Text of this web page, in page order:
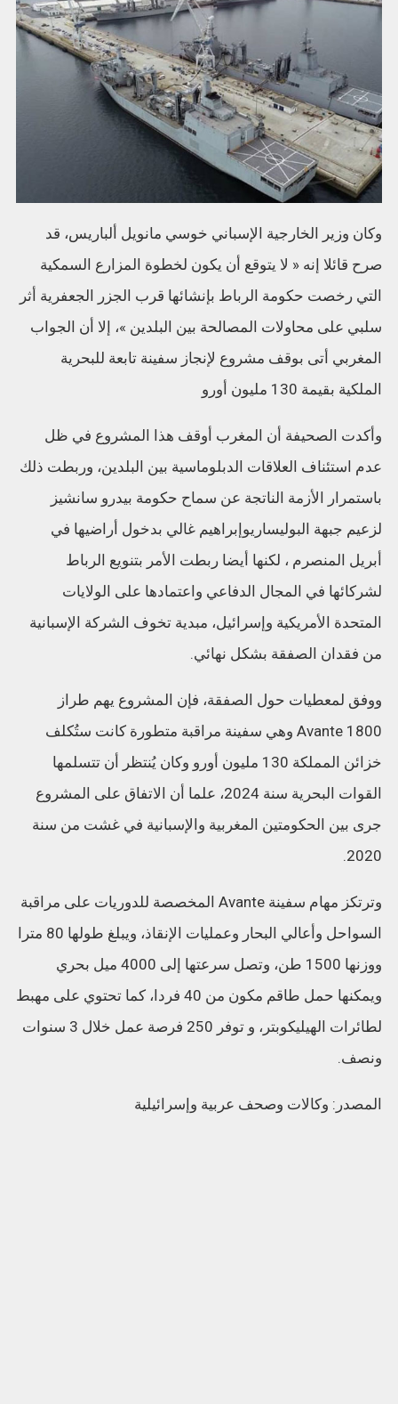
وكان وزير الخارجية الإسباني خوسي مانويل ألباريس، قد
صرح قائلا إنه « لا يتوقع أن يكون لخطوة المزارع السمكية
التي رخصت حكومة الرباط بإنشائها قرب الجزر الجعفرية أثر
سلبي على محاولات المصالحة بين البلدين »، إلا أن الجواب
المغربي أتى بوقف مشروع لإنجاز سفينة تابعة للبحرية
الملكية بقيمة 130 مليون أورو
وأكدت الصحيفة أن المغرب أوقف هذا المشروع في ظل
عدم استئناف العلاقات الدبلوماسية بين البلدين، وربطت ذلك
باستمرار الأزمة الناتجة عن سماح حكومة بيدرو سانشيز
لزعيم جبهة البوليساريوإبراهيم غالي بدخول أراضيها في
أبريل المنصرم ، لكنها أيضا ربطت الأمر بتنويع الرباط
لشركائها في المجال الدفاعي واعتمادها على الولايات
المتحدة الأمريكية وإسرائيل، مبدية تخوف الشركة الإسبانية
من فقدان الصفقة بشكل نهائي.
ووفق لمعطيات حول الصفقة، فإن المشروع يهم طراز
Avante 1800 وهي سفينة مراقبة متطورة كانت ستُكلف
خزائن المملكة 130 مليون أورو وكان يُنتظر أن تتسلمها
القوات البحرية سنة 2024، علما أن الاتفاق على المشروع
جرى بين الحكومتين المغربية والإسبانية في غشت من سنة
2020.
وترتكز مهام سفينة Avante المخصصة للدوريات على مراقبة
السواحل وأعالي البحار وعمليات الإنقاذ، ويبلغ طولها 80 مترا
ووزنها 1500 طن، وتصل سرعتها إلى 4000 ميل بحري
ويمكنها حمل طاقم مكون من 40 فردا، كما تحتوي على مهبط
لطائرات الهيليكوبتر، و توفر 250 فرصة عمل خلال 3 سنوات
ونصف.
المصدر: وكالات وصحف عربية وإسرائيلية